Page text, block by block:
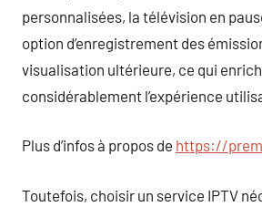
personnalisées, la télévision en
option d’enregistrement des
visualisation ultérieure, ce qui
considérablement l’expérience
Plus d’infos à propos de https://
Toutefois, choisir un service IPTV